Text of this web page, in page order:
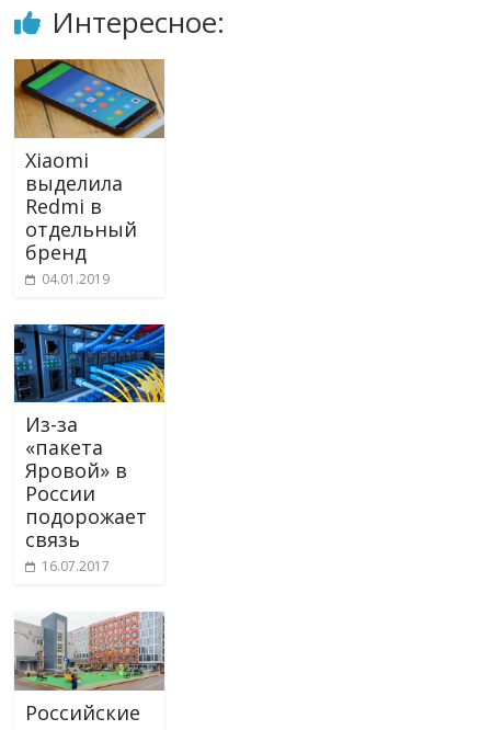
Интересное:
Xiaomi
выделила
Redmi в
отдельный
бренд
04.01.2019
Из-за
«пакета
Яровой» в
России
подорожает
связь
16.07.2017
Российские